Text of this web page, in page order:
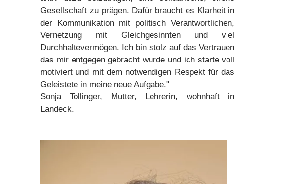
Gesellschaft zu prägen. Dafür braucht es Klarheit in
der Kommunikation mit politisch Verantwortlichen,
Vernetzung mit Gleichgesinnten und viel
Durchhaltevermögen. Ich bin stolz auf das Vertrauen
das mir entgegen gebracht wurde und ich starte voll
motiviert und mit dem notwendigen Respekt für das
Geleistete in meine neue Aufgabe."
Sonja Tollinger, Mutter, Lehrerin, wohnhaft in
Landeck.